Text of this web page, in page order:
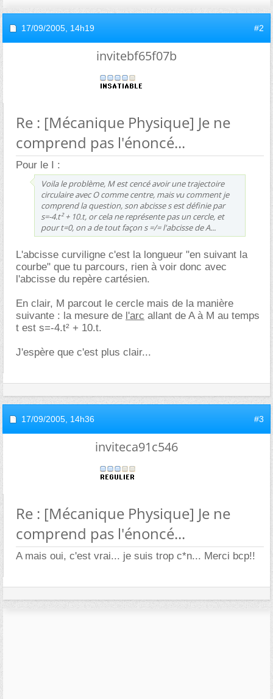
17/09/2005, 14h19 #2
invitebf65f07b
Re : [Mécanique Physique] Je ne
comprend pas l'énoncé...
Pour le I :
Voila le problème, M est cencé avoir une trajectoire
circulaire avec O comme centre, mais vu comment je
comprend la question, son abcisse s est définie par
s=-4.t² + 10.t, or cela ne représente pas un cercle, et
pour t=0, on a de tout façon s =/= l'abcisse de A...
L'abcisse curviligne c'est la longueur "en suivant la
courbe" que tu parcours, rien à voir donc avec
l'abcisse du repère cartésien.
En clair, M parcout le cercle mais de la manière
suivante : la mesure de l'arc allant de A à M au temps
t est s=-4.t² + 10.t.
J'espère que c'est plus clair...
17/09/2005, 14h36 #3
inviteca91c546
Re : [Mécanique Physique] Je ne
comprend pas l'énoncé...
A mais oui, c'est vrai... je suis trop c*n... Merci bcp!!